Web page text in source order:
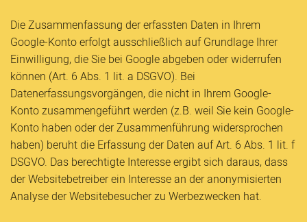
Die Zusammenfassung der erfassten Daten in Ihrem
Google-Konto erfolgt ausschließlich auf Grundlage Ihrer
Einwilligung, die Sie bei Google abgeben oder widerrufen
können (Art. 6 Abs. 1 lit. a DSGVO). Bei
Datenerfassungsvorgängen, die nicht in Ihrem Google-
Konto zusammengeführt werden (z.B. weil Sie kein Google-
Konto haben oder der Zusammenführung widersprochen
haben) beruht die Erfassung der Daten auf Art. 6 Abs. 1 lit. f
DSGVO. Das berechtigte Interesse ergibt sich daraus, dass
der Websitebetreiber ein Interesse an der anonymisierten
Analyse der Websitebesucher zu Werbezwecken hat.